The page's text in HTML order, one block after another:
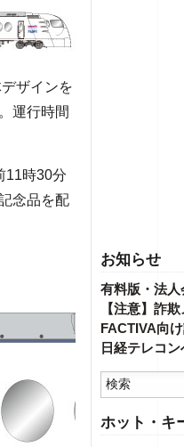
お知らせ
有料版・法
【注意】詐
FACTIVA向
日経テレコ
ホット・キ
ザインを
運行時間
11時30分
念品を配